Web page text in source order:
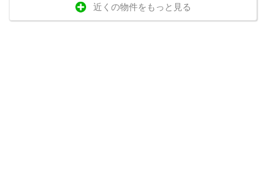
近くの物件をもっと見る